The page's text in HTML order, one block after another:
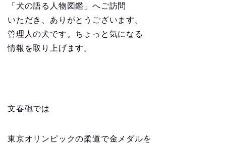
「犬の語る人物図鑑」へご訪問
いただき、ありがとうございます。
管理人の犬です。ちょっと気になる
情報を取り上げます。
文春砲では
東京オリンピックの柔道で金メダルを